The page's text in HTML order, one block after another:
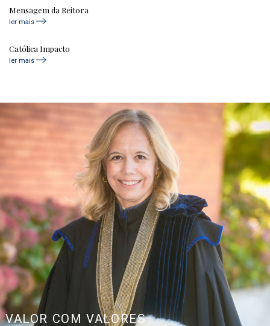
Mensagem da Reitora
ler mais
Católica Impacto
ler mais
Link
VALOR COM VALORES